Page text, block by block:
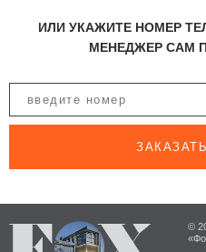
ИЛИ УКАЖИТЕ НОМЕР
МЕНЕДЖЕР САМ
©